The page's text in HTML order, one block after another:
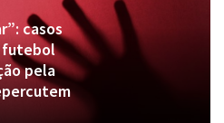
casos
futebol
pela